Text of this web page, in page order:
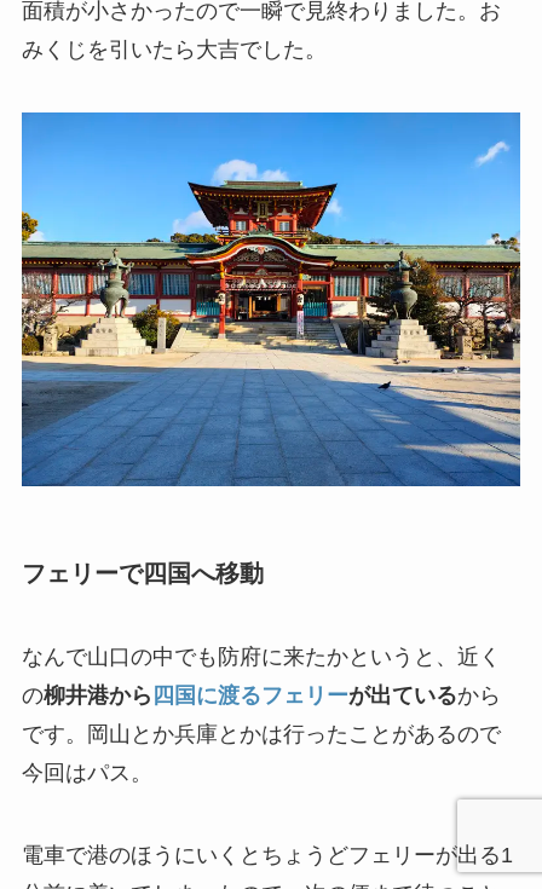
面積が小さかったので一瞬で見終わりました。お
みくじを引いたら大吉でした。
フェリーで四国へ移動
なんで山口の中でも防府に来たかというと、近く
の柳井港から 四国に渡るフェリーが出ているから
です。岡山とか兵庫とかは行ったことがあるので
今回はパス。
電車で港のほうにいくとちょうどフェリーが出る1